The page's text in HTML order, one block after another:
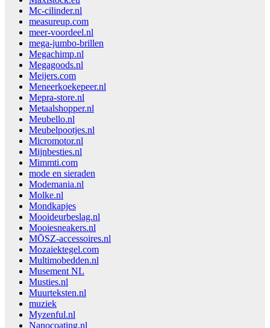
Mc-cilinder.nl
measureup.com
meer-voordeel.nl
mega-jumbo-brillen
Megachimp.nl
Megagoods.nl
Meijers.com
Meneerkoekepeer.nl
Mepra-store.nl
Metaalshopper.nl
Meubello.nl
Meubelpootjes.nl
Micromotor.nl
Mijnbesties.nl
Mimmti.com
mode en sieraden
Modemania.nl
Molke.nl
Mondkapjes
Mooideurbeslag.nl
Mooiesneakers.nl
MŌSZ-accessoires.nl
Mozaiektegel.com
Multimobedden.nl
Musement NL
Musties.nl
Muurteksten.nl
muziek
Myzenful.nl
Nanocoating.nl